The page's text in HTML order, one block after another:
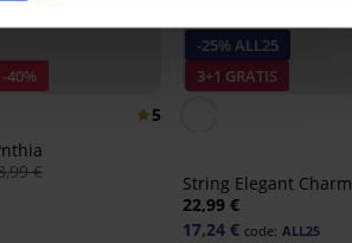
40%
5
€
-25% ALL25
3+1 GRATIS
String Elegant Charm
22,99 €
17,24 € code: ALL25